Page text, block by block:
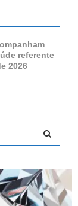
referente
2026